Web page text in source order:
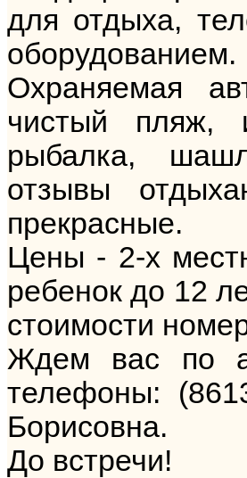
для отдыха,
оборудованием.
Охраняемая
чистый пляж,
рыбалка,
отзывы
прекрасные.
Цены - 2-х
ребенок до 12
стоимости
Ждем вас по
телефоны:
Борисовна.
До встречи!